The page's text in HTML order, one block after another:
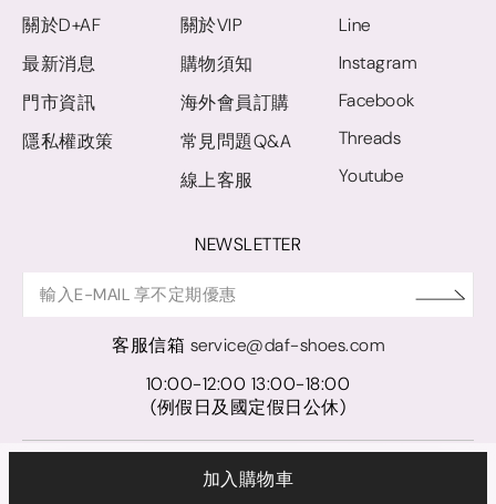
加入購物車
關於D+AF
最新消息
門市資訊
隱私權政策
關於VIP
購物須知
海外會員訂購
常見問題Q&A
線上客服
Line
Instagram
Facebook
Threads
Youtube
NEWSLETTER
客服信箱 service@daf-shoes.com
10:00-12:00 13:00-18:00
(例假日及國定假日公休)
© D+AF. 2024 晨希時尚股份有限公司｜統一編號 27921248